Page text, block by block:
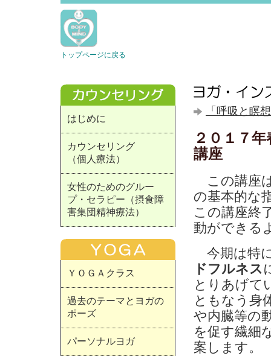
トップページに戻る
「呼吸と瞑
２０１７
講座
この講座
の基本的な
この講座終
動ができる
今期は特
ドフルネス
とりあげて
ともなう身
や内臓等の
を促す繊細
案します。
はじめに
カウンセリング
（個人療法）
女性のためのグルー
プ・セラピー（摂食障
害集団精神療法）
ＹＯＧＡクラス
過去のテーマとヨガの
ポーズ
パーソナルヨガ